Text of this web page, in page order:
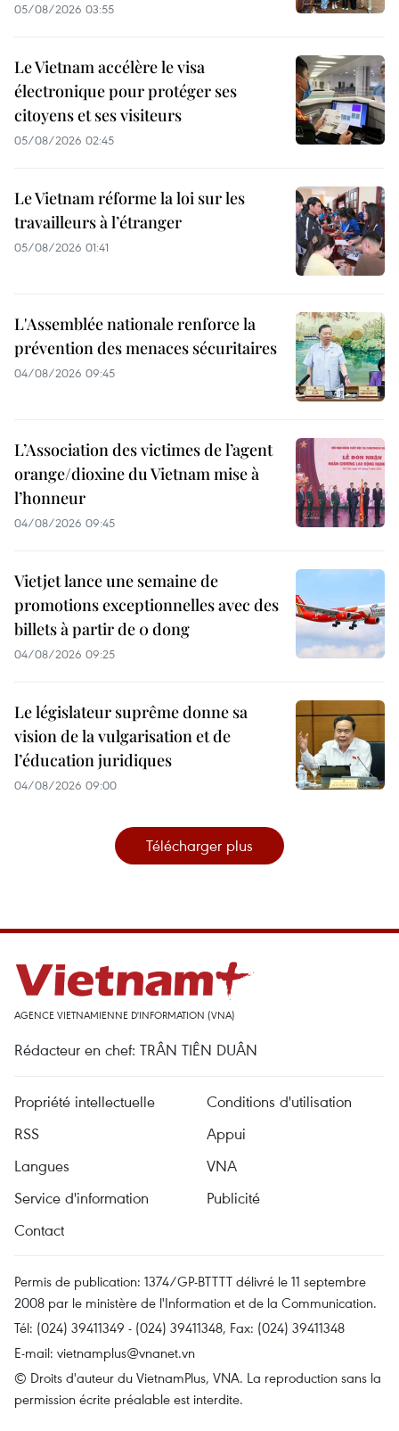
05/08/2026 03:55
Le Vietnam accélère le visa
électronique pour protéger ses
citoyens et ses visiteurs
05/08/2026 02:45
Le Vietnam réforme la loi sur les
travailleurs à l’étranger
05/08/2026 01:41
L'Assemblée nationale renforce la
prévention des menaces sécuritaires
04/08/2026 09:45
L’Association des victimes de l’agent
orange/dioxine du Vietnam mise à
l’honneur
04/08/2026 09:45
Vietjet lance une semaine de
promotions exceptionnelles avec des
billets à partir de 0 dong
04/08/2026 09:25
Le législateur suprême donne sa
vision de la vulgarisation et de
l’éducation juridiques
04/08/2026 09:00
Télécharger plus
AGENCE VIETNAMIENNE D'INFORMATION (VNA)
Rédacteur en chef: TRÂN TIÊN DUÂN
Propriété intellectuelle
Conditions d'utilisation
RSS
Appui
Langues
VNA
Service d'information
Publicité
Contact
Permis de publication: 1374/GP-BTTTT délivré le 11 septembre
2008 par le ministère de l'Information et de la Communication.
Tél: (024) 39411349 - (024) 39411348, Fax: (024) 39411348
E-mail: vietnamplus@vnanet.vn
© Droits d'auteur du VietnamPlus, VNA. La reproduction sans la
permission écrite préalable est interdite.